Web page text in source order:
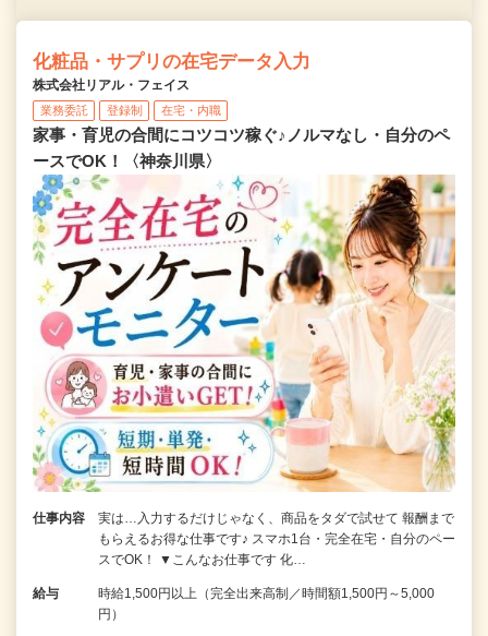
化粧品・サプリの在宅データ入力
株式会社リアル・フェイス
業務委託 登録制 在宅・内職
家事・育児の合間にコツコツ稼ぐ♪ノルマなし・自分のペ
ースでOK！〈神奈川県〉
仕事内容
実は…入力するだけじゃなく、商品をタダで試せて 報酬まで
もらえるお得な仕事です♪ スマホ1台・完全在宅・自分のペー
スでOK！ ▼こんなお仕事です 化…
給与
時給1,500円以上（完全出来高制／時間額1,500円～5,000
円）